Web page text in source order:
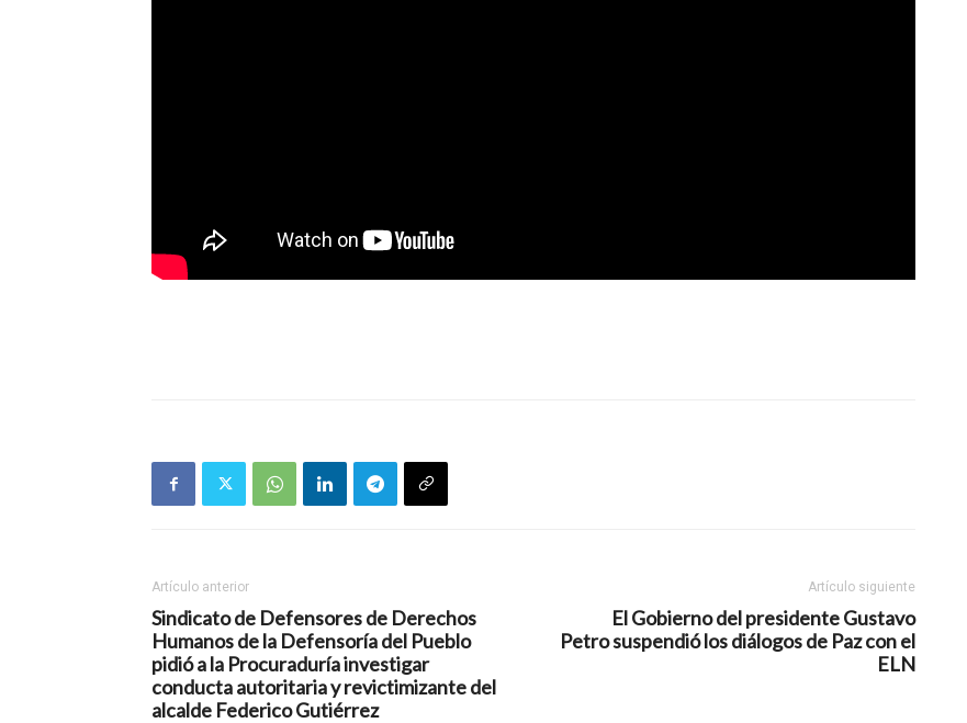
Artículo anterior
Sindicato de Defensores de Derechos
Humanos de la Defensoría del Pueblo
pidió a la Procuraduría investigar
conducta autoritaria y revictimizante del
alcalde Federico Gutiérrez
Artículo siguiente
El Gobierno del presidente Gustavo
Petro suspendió los diálogos de Paz con el
ELN